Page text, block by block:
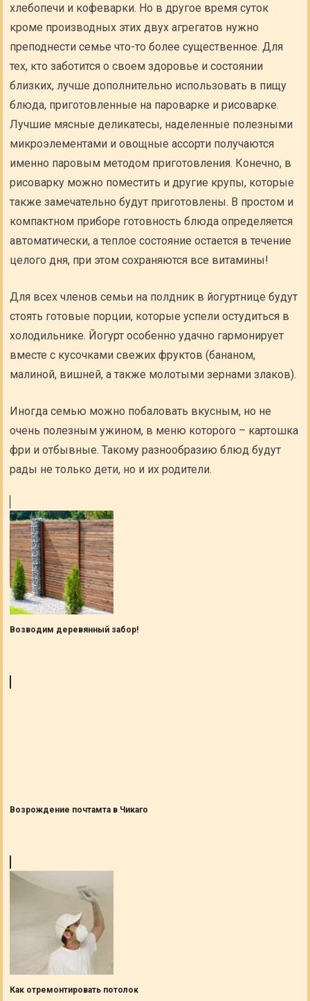
хлебопечи и кофеварки. Но в другое время суток
кроме производных этих двух агрегатов нужно
преподнести семье что-то более существенное. Для
тех, кто заботится о своем здоровье и состоянии
близких, лучше дополнительно использовать в пищу
блюда, приготовленные на пароварке и рисоварке.
Лучшие мясные деликатесы, наделенные полезными
микроэлементами и овощные ассорти получаются
именно паровым методом приготовления. Конечно, в
рисоварку можно поместить и другие крупы, которые
также замечательно будут приготовлены. В простом и
компактном приборе готовность блюда определяется
автоматически, а теплое состояние остается в течение
целого дня, при этом сохраняются все витамины!
Для всех членов семьи на полдник в йогуртнице будут
стоять готовые порции, которые успели остудиться в
холодильнике. Йогурт особенно удачно гармонирует
вместе с кусочками свежих фруктов (бананом,
малиной, вишней, а также молотыми зернами злаков).
Иногда семью можно побаловать вкусным, но не
очень полезным ужином, в меню которого – картошка
фри и отбывные. Такому разнообразию блюд будут
рады не только дети, но и их родители.
Возводим деревянный забор!
Возрождение почтамта в Чикаго
Как отремонтировать потолок